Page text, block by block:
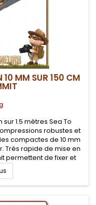
10 MM SUR 150 CM
1.5 mètres Sea To
robustes et
compactes de 10 mm
Très rapide de mise en
permettent de fixer et
et autres
de...